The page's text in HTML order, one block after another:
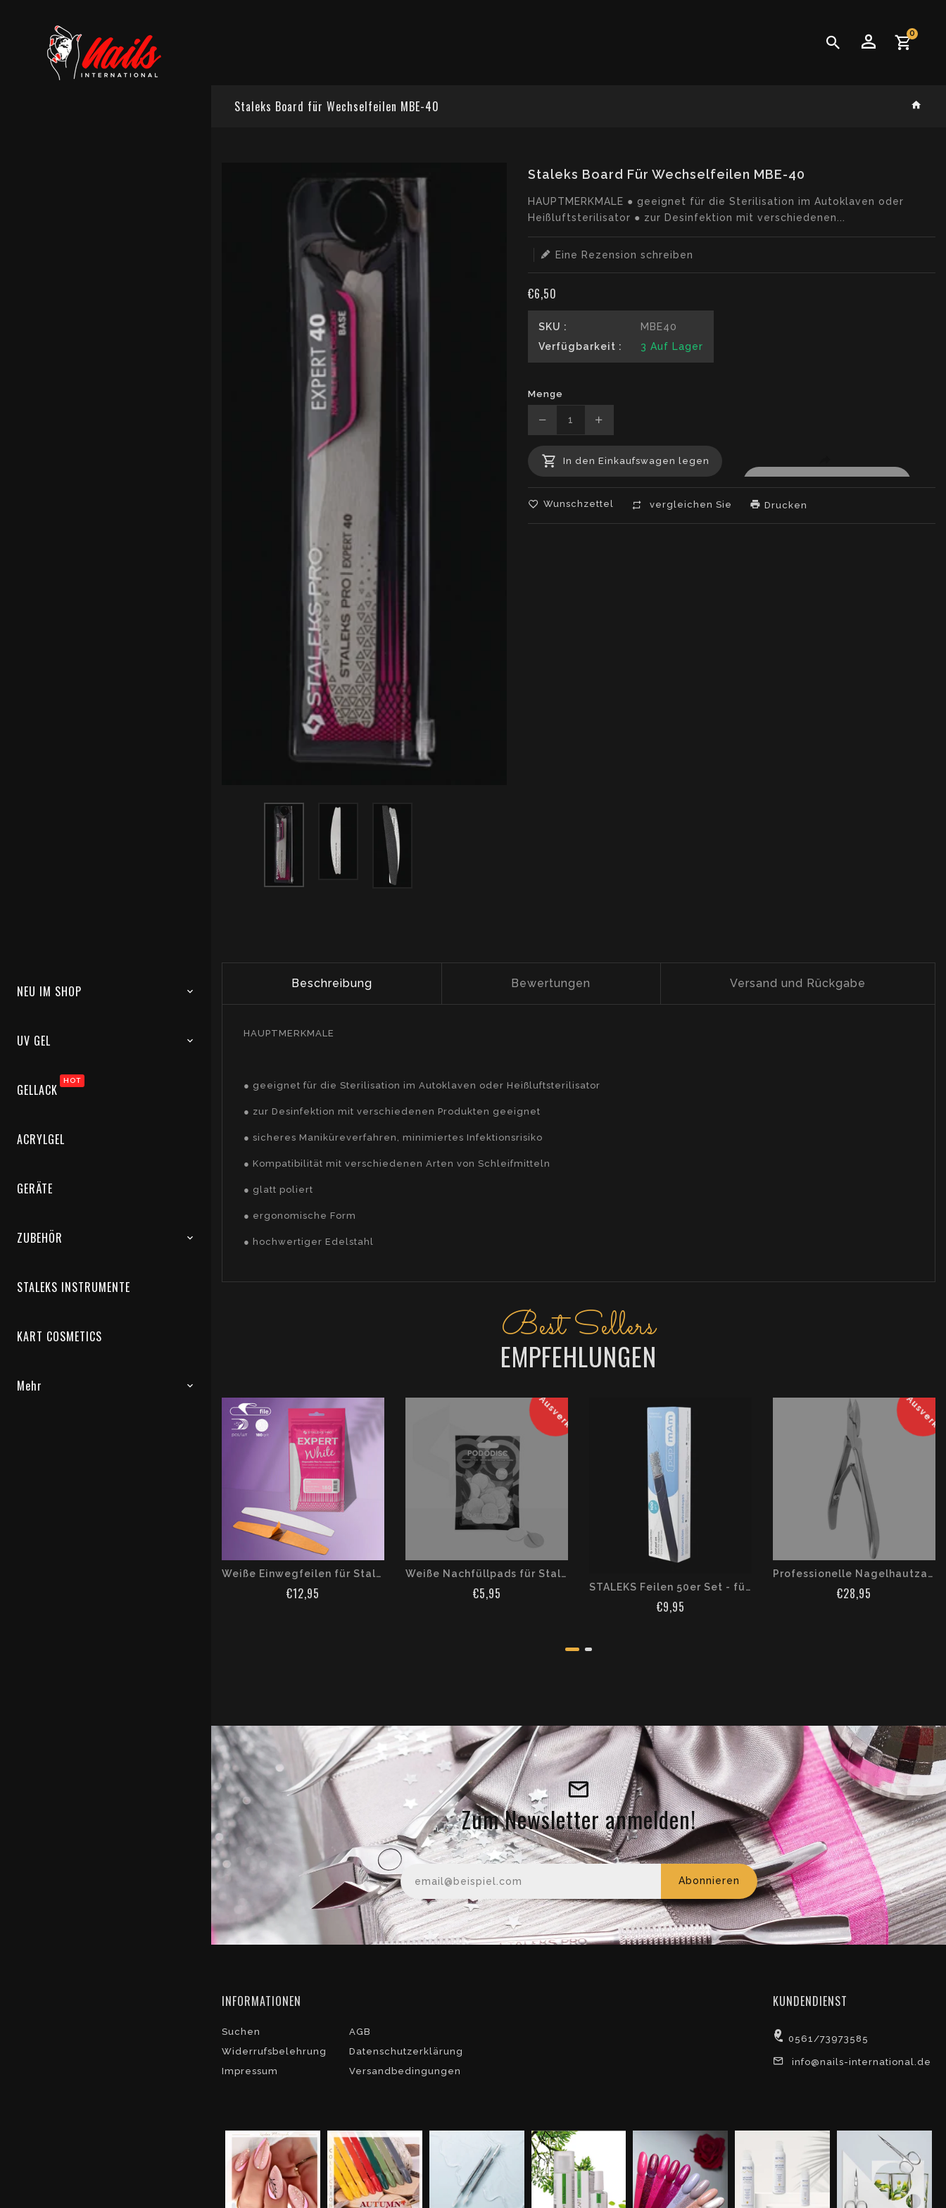
NEU IM SHOP
UV GEL
GELLACK
HOT
ACRYLGEL
GERÄTE
ZUBEHÖR
STALEKS INSTRUMENTE
KART COSMETICS
Mehr
0
Staleks Board für Wechselfeilen MBE-40
Staleks Board Für Wechselfeilen MBE-40
Translation
missing:
HAUPTMERKMALE ● geeignet für die Sterilisation im Autoklaven oder
Heißluftsterilisator ● zur Desinfektion mit verschiedenen...
Eine Rezension schreiben
€6,50
SKU :
MBE40
Verfügbarkeit :
3 Auf Lager
Menge
Translation
missing:
de.products.product.decrease
Translation
missing:
de.products.product.increase
In den Einkaufswagen legen
Wunschzettel vergleichen Sie Drucken
Beschreibung Bewertungen Versand und Rückgabe
HAUPTMERKMALE
● geeignet für die Sterilisation im Autoklaven oder Heißluftsterilisator
● zur Desinfektion mit verschiedenen Produkten geeignet
● sicheres Maniküreverfahren, minimiertes Infektionsrisiko
● Kompatibilität mit verschiedenen Arten von Schleifmitteln
● glatt poliert
● ergonomische Form
● hochwertiger Edelstahl
Best Sellers
EMPFEHLUNGEN
Weiße Einwegfeilen für Staleks Pro Expert Base 42, Körnung 180 (50 Stück)
€12,95
Ausverkauft
Weiße Nachfüllpads für Staleks Pododisc Pro M, Körnung 180 (50 Stück)
€5,95 STALEKS Feilen 50er Set - für DFCE-22 Base- 100/150/180 Grit
€9,95
Professionelle Nagelhautzange EXPERT 72 - 7 ММ
€28,95
Zum Newsletter anmelden!
Abonnieren
INFORMATIONEN
Suchen
AGB
Widerrufsbelehrung
Datenschutzerklärung
Impressum
Versandbedingungen
KUNDENDIENST
0561/73973585
info@nails-international.de